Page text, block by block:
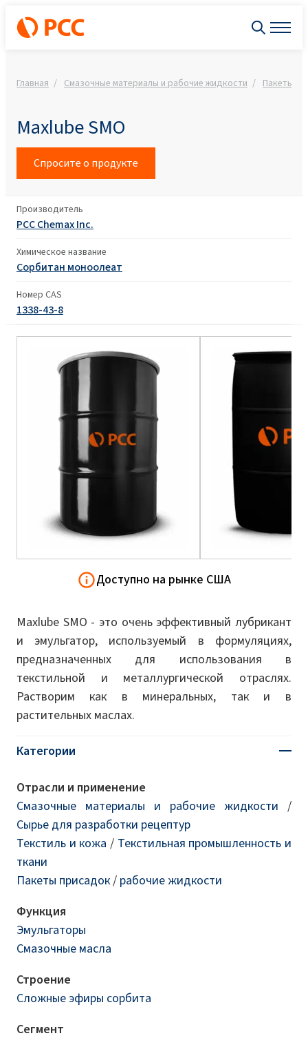
Главная Смазочные материалы и рабочие жидкости Пакеты
Maxlube SMO
Спросите о продукте
Производитель
PCC Chemax Inc.
Химическое название
Сорбитан моноолеат
Номер CAS
1338-43-8
Доступно на рынке США
Maxlube SMO - это очень эффективный лубрикант
и эмульгатор, используемый в формуляциях,
предназначенных для использования в
текстильной и металлургической отраслях.
Растворим как в минеральных, так и в
растительных маслах.
Категории
Отрасли и применение
Смазочные материалы и рабочие жидкости /
Сырье для разработки рецептур
Текстиль и кожа / Текстильная промышленность и
ткани
Пакеты присадок / рабочие жидкости
Функция
Эмульгаторы
Смазочные масла
Строение
Сложные эфиры сорбита
Сегмент